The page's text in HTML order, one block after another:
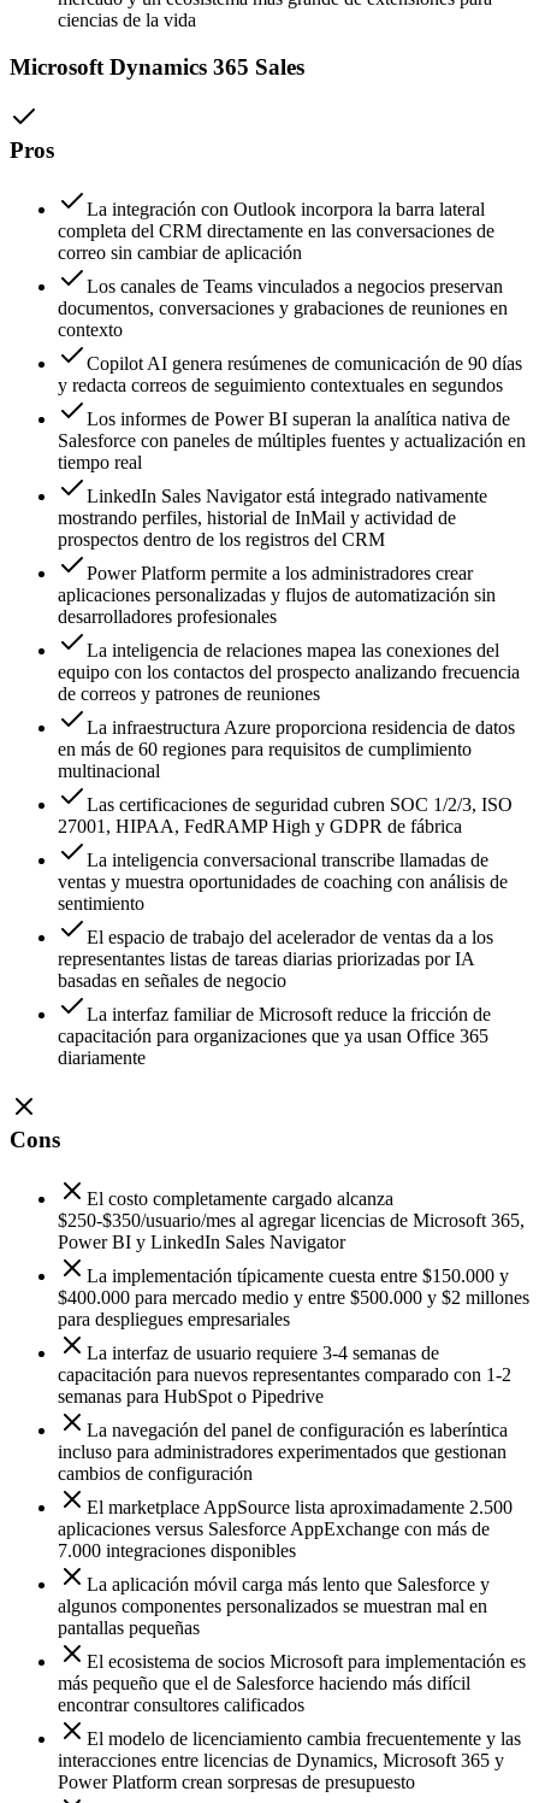
ciencias de la vida
Microsoft Dynamics 365 Sales
Pros
La integración con Outlook incorpora la barra lateral
completa del CRM directamente en las conversaciones de
correo sin cambiar de aplicación
Los canales de Teams vinculados a negocios preservan
documentos, conversaciones y grabaciones de reuniones en
contexto
Copilot AI genera resúmenes de comunicación de 90 días
y redacta correos de seguimiento contextuales en segundos
Los informes de Power BI superan la analítica nativa de
Salesforce con paneles de múltiples fuentes y actualización en
tiempo real
LinkedIn Sales Navigator está integrado nativamente
mostrando perfiles, historial de InMail y actividad de
prospectos dentro de los registros del CRM
Power Platform permite a los administradores crear
aplicaciones personalizadas y flujos de automatización sin
desarrolladores profesionales
La inteligencia de relaciones mapea las conexiones del
equipo con los contactos del prospecto analizando frecuencia
de correos y patrones de reuniones
La infraestructura Azure proporciona residencia de datos
en más de 60 regiones para requisitos de cumplimiento
multinacional
Las certificaciones de seguridad cubren SOC 1/2/3, ISO
27001, HIPAA, FedRAMP High y GDPR de fábrica
La inteligencia conversacional transcribe llamadas de
ventas y muestra oportunidades de coaching con análisis de
sentimiento
El espacio de trabajo del acelerador de ventas da a los
representantes listas de tareas diarias priorizadas por IA
basadas en señales de negocio
La interfaz familiar de Microsoft reduce la fricción de
capacitación para organizaciones que ya usan Office 365
diariamente
Cons
El costo completamente cargado alcanza
$250-$350/usuario/mes al agregar licencias de Microsoft 365,
Power BI y LinkedIn Sales Navigator
La implementación típicamente cuesta entre $150.000 y
$400.000 para mercado medio y entre $500.000 y $2 millones
para despliegues empresariales
La interfaz de usuario requiere 3-4 semanas de
capacitación para nuevos representantes comparado con 1-2
semanas para HubSpot o Pipedrive
La navegación del panel de configuración es laberíntica
incluso para administradores experimentados que gestionan
cambios de configuración
El marketplace AppSource lista aproximadamente 2.500
aplicaciones versus Salesforce AppExchange con más de
7.000 integraciones disponibles
La aplicación móvil carga más lento que Salesforce y
algunos componentes personalizados se muestran mal en
pantallas pequeñas
El ecosistema de socios Microsoft para implementación es
más pequeño que el de Salesforce haciendo más difícil
encontrar consultores calificados
El modelo de licenciamiento cambia frecuentemente y las
interacciones entre licencias de Dynamics, Microsoft 365 y
Power Platform crean sorpresas de presupuesto